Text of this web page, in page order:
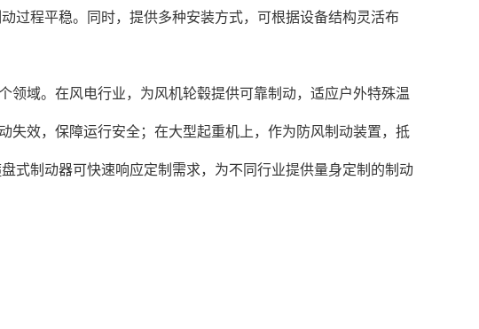
过程平稳。同时，提供多种安装方式，可根据设备结构灵活布
领域。在风电行业，为风机轮毂提供可靠制动，适应户外特殊温
失效，保障运行安全；在大型起重机上，作为防风制动装置，抵
式制动器可快速响应定制需求，为不同行业提供量身定制的制动